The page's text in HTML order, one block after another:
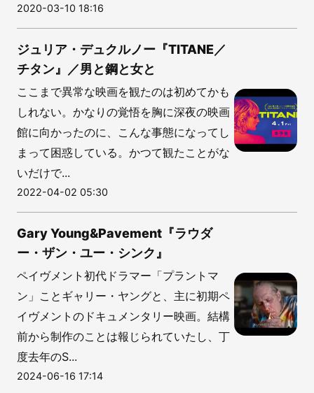
2020-03-10 18:16
ジュリア・デュクルノー『TITANE／
チタン』／男と鋼と女と
ここまで異常な映画を観たのは初めてかも
しれない。かなりの覚悟を胸に深夜の映画
館に向かったのに、こんな事態になってし
まって困惑している。かつて観たことがな
いだけで...
2022-04-02 05:30
Gary Young&Pavement『ラウダ
ー・ザン・ユー・シンク』
ペイヴメント初代ドラマー「プラントマ
ン」ことギャリー・ヤングと、主に初期ペ
イヴメントのドキュメンタリー映画。結構
前から制作のことは報じられていたし、丁
度去年のS...
2024-06-16 17:14